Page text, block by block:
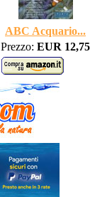
ABC Acquario...
Prezzo: EUR 12,75